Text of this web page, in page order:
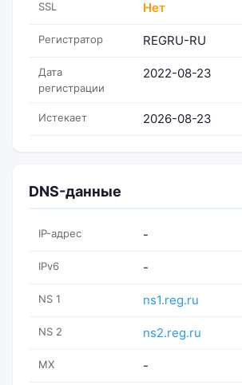
SSL Нет
Регистратор REGRU-RU
Дата
регистрации
2022-08-23
Истекает 2026-08-23
DNS-данные
IP-адрес -
IPv6 -
NS 1 ns1.reg.ru
NS 2 ns2.reg.ru
MX -